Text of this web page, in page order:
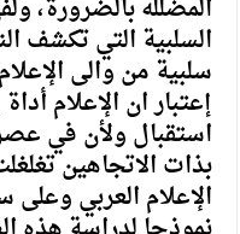
المضلله بالضرورة،
السلبية التي تكشف
سلبية من والى
إعتبار ان الإعلام
استقبال ولأن في
بذات الاتجاهين
الإعلام العربي وعلى